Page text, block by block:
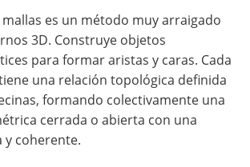
es un método muy arraigado
3D. Construye objetos
para formar aristas y caras. Cada
una relación topológica definida
formando colectivamente una
cerrada o abierta con una
y coherente.